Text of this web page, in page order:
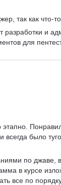
так как что-
и
для
было
по джаве,
в курсе
все по